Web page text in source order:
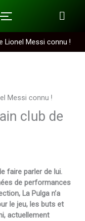
Lionel Messi connu !
club de
faire parler de lui.
de performances
La Pulga n’a
le jeu, les buts et
actuellement